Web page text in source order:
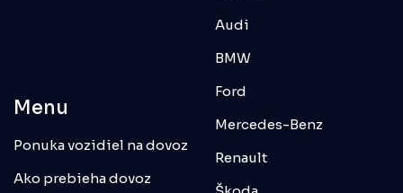
Menu
Ponuka vozidiel na dovoz
Ako prebieha dovoz
Audi
BMW
Ford
Mercedes-Benz
Renault